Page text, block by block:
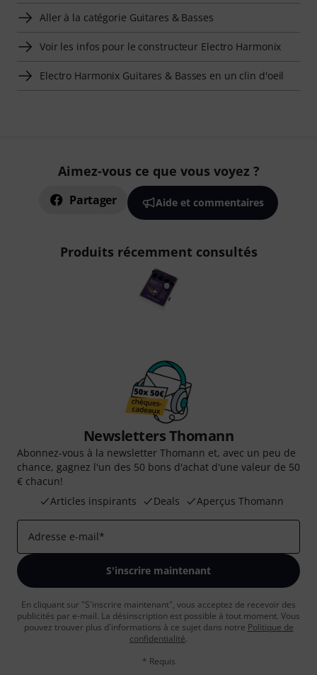
Aller à la catégorie Guitares & Basses
Voir les infos pour le constructeur Electro Harmonix
Electro Harmonix Guitares & Basses en un clin d'oeil
Aimez-vous ce que vous voyez ?
Partager Aide et commentaires
Produits récemment consultés
Newsletters Thomann
Abonnez-vous à la newsletter Thomann et, avec un peu de
chance, gagnez l'un des 50 bons d'achat d'une valeur de 50
€ chacun!
Articles inspirants
Deals Aperçus Thomann
Adresse e-mail*
S'inscrire maintenant
En cliquant sur "S'inscrire maintenant", vous acceptez de recevoir des
publicités par e-mail. La désinscription est possible à tout moment. Vous
pouvez trouver plus d'informations à ce sujet dans notre Politique de
confidentialité.
* Requis